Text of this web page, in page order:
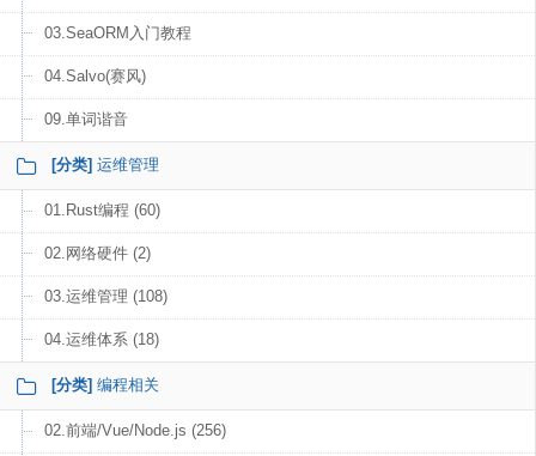
03.SeaORM入门教程
04.Salvo(赛风)
09.单词谐音
[分类] 运维管理
01.Rust编程 (60)
02.网络硬件 (2)
03.运维管理 (108)
04.运维体系 (18)
[分类] 编程相关
02.前端/Vue/Node.js (256)